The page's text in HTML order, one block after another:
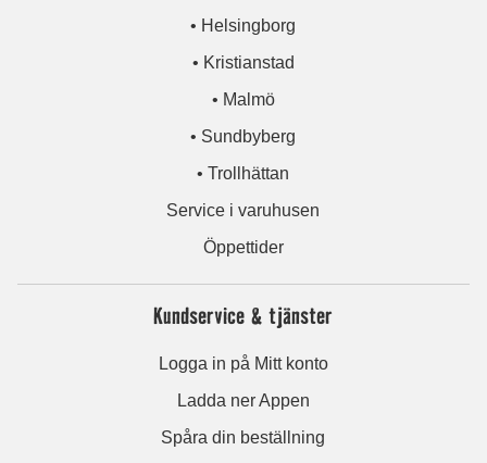
• Helsingborg
• Kristianstad
• Malmö
• Sundbyberg
• Trollhättan
Service i varuhusen
Öppettider
Kundservice & tjänster
Logga in på Mitt konto
Ladda ner Appen
Spåra din beställning